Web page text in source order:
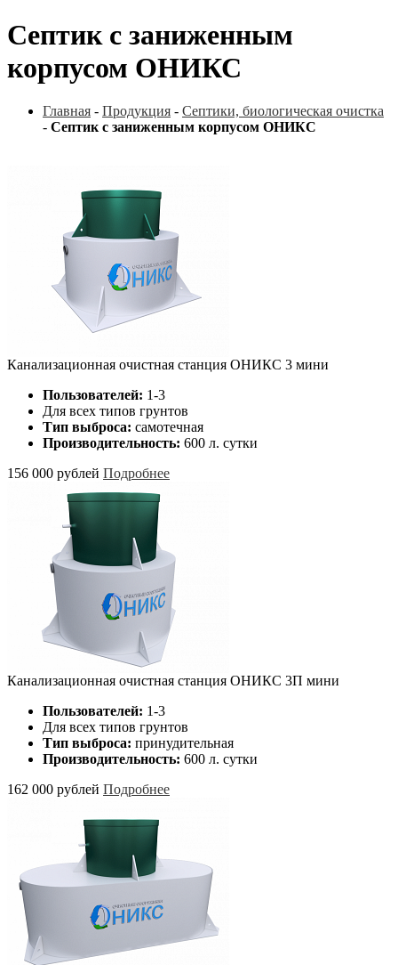
Септик с заниженным
корпусом ОНИКС
Главная - Продукция - Септики, биологическая очистка
- Септик с заниженным корпусом ОНИКС
Канализационная очистная станция ОНИКС 3 мини
Пользователей: 1-3
Для всех типов грунтов
Тип выброса: самотечная
Производительность: 600 л. сутки
156 000 рублей Подробнее
Канализационная очистная станция ОНИКС 3П мини
Пользователей: 1-3
Для всех типов грунтов
Тип выброса: принудительная
Производительность: 600 л. сутки
162 000 рублей Подробнее